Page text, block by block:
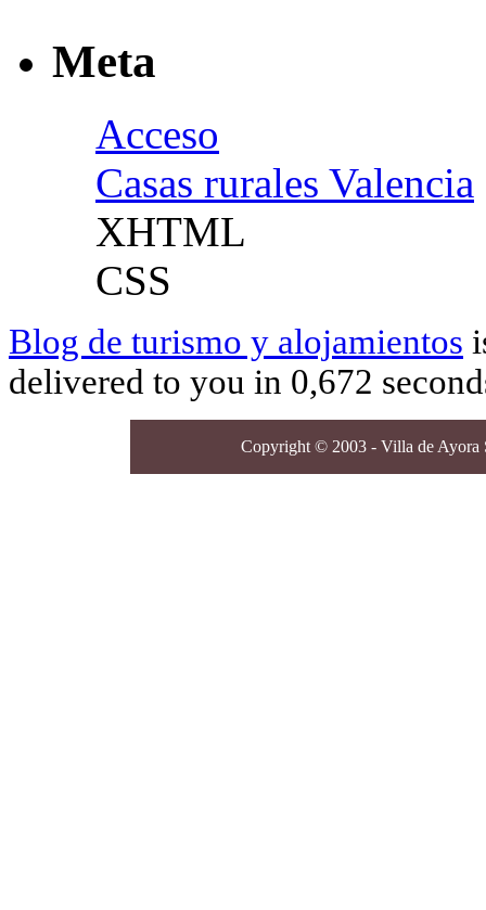
Meta
Acceso
Casas rurales Valencia
XHTML
CSS
Blog de turismo y alojamientos
delivered to you in 0,672
Copyright © 2003 - Villa de Ayora